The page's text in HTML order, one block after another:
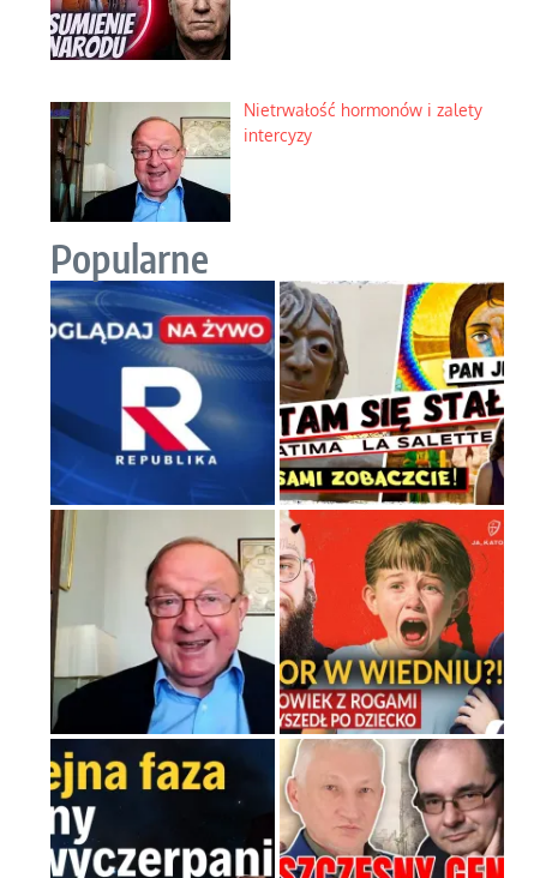
Nietrwałość hormonów i zalety
intercyzy
Popularne